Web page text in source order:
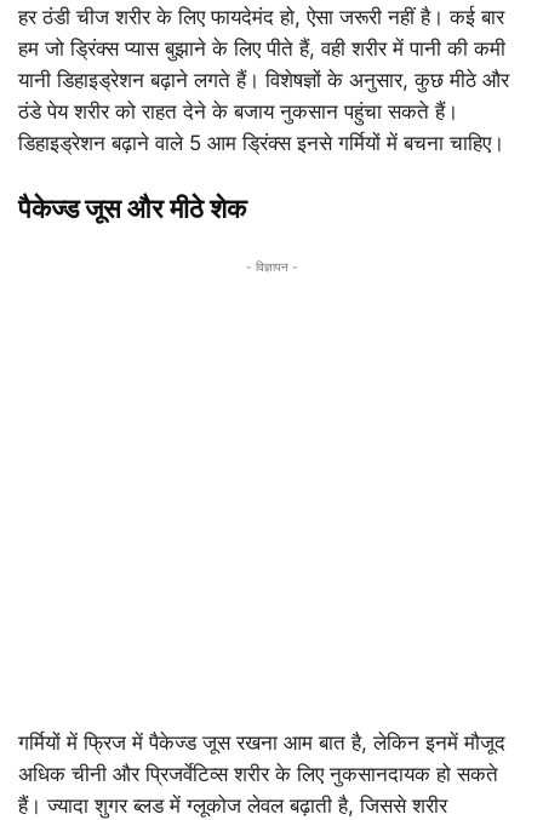
हर ठंडी चीज शरीर के लिए फायदेमंद हो, ऐसा जरूरी नहीं है। कई बार
हम जो ड्रिंक्स प्यास बुझाने के लिए पीते हैं, वही शरीर में पानी की कमी
यानी डिहाइड्रेशन बढ़ाने लगते हैं। विशेषज्ञों के अनुसार, कुछ मीठे और
ठंडे पेय शरीर को राहत देने के बजाय नुकसान पहुंचा सकते हैं।
डिहाइड्रेशन बढ़ाने वाले 5 आम ड्रिंक्स इनसे गर्मियों में बचना चाहिए।
पैकेज्ड जूस और मीठे शेक
- विज्ञापन -
गर्मियों में फ्रिज में पैकेज्ड जूस रखना आम बात है, लेकिन इनमें मौजूद
अधिक चीनी और प्रिजर्वेटिव्स शरीर के लिए नुकसानदायक हो सकते
हैं। ज्यादा शुगर ब्लड में ग्लूकोज लेवल बढ़ाती है, जिससे शरीर